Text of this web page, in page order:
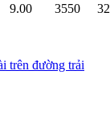
9.00 3550
trên đường trải